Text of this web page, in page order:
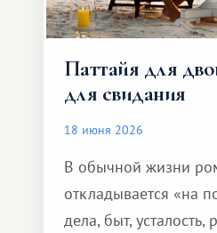
Паттайя для
для свидания
18 июня 2026
В обычной жизни
откладывается «на
дела, быт, усталость,